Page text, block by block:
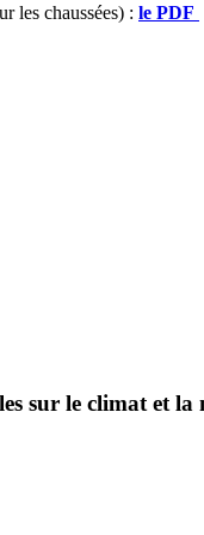
les chaussées) : le PDF
sur le climat et la